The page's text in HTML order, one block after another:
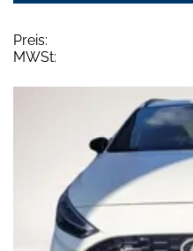
Preis:
MWSt: